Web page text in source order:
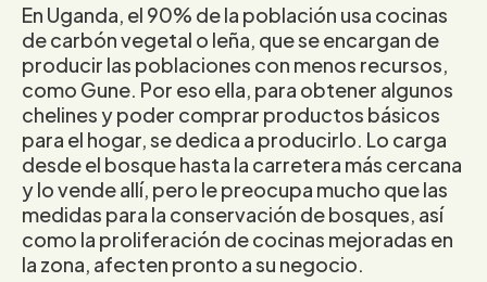
En Uganda, el 90% de la población usa cocinas
de carbón vegetal o leña, que se encargan de
producir las poblaciones con menos recursos,
como Gune. Por eso ella, para obtener algunos
chelines y poder comprar productos básicos
para el hogar, se dedica a producirlo. Lo carga
desde el bosque hasta la carretera más cercana
y lo vende allí, pero le preocupa mucho que las
medidas para la conservación de bosques, así
como la proliferación de cocinas mejoradas en
la zona, afecten pronto a su negocio.